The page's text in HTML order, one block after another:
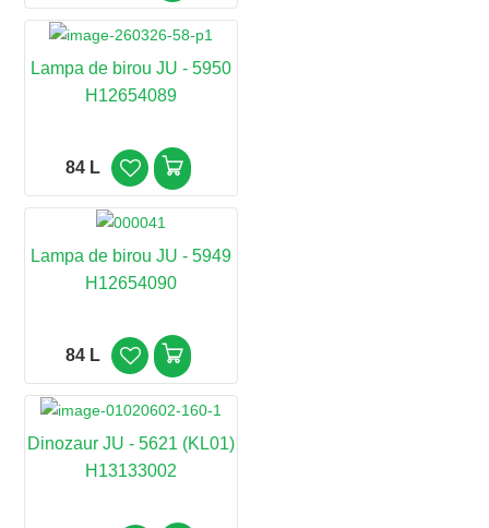
Lampa de birou JU - 5950
H12654089
84 L
Lampa de birou JU - 5949
H12654090
84 L
Dinozaur JU - 5621 (KL01)
H13133002